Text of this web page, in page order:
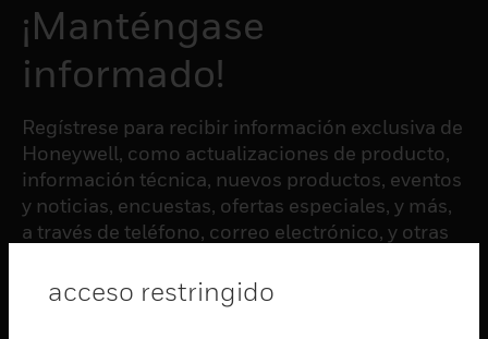
¡Manténgase
informado!
Regístrese para recibir información exclusiva de
Honeywell, como actualizaciones de producto,
información técnica, nuevos productos, eventos
y noticias, encuestas, ofertas especiales, y más,
a través de teléfono, correo electrónico, y otras
acceso restringido